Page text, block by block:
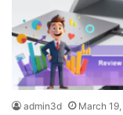
admin3d March